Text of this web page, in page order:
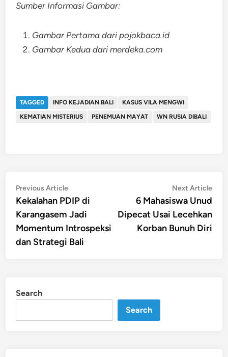
Sumber Informasi Gambar:
Gambar Pertama dari pojokbaca.id
Gambar Kedua dari merdeka.com
TAGGED INFO KEJADIAN BALI
KASUS VILA MENGWI
KEMATIAN MISTERIUS
PENEMUAN MAYAT WN RUSIA DIBALI
Post
navigation
Previous ArticlePrevious
article:
Kekalahan PDIP di
Karangasem Jadi
Momentum Introspeksi
dan Strategi Bali
Next Article
6 Mahasiswa Unud
Dipecat Usai Lecehkan
Korban Bunuh Diri
Search
Search